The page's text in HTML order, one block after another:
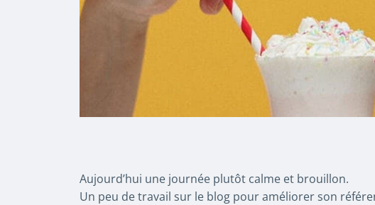
Aujourd’hui une journée plutôt calme et brouillon.
Un peu de travail sur le blog pour améliorer son